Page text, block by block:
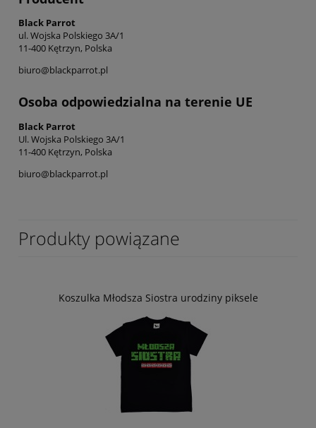
Black Parrot
ul. Wojska Polskiego 3A/1
11-400 Kętrzyn, Polska
biuro@blackparrot.pl
Osoba odpowiedzialna na terenie UE
Black Parrot
Ul. Wojska Polskiego 3A/1
11-400 Kętrzyn, Polska
biuro@blackparrot.pl
Produkty powiązane
Koszulka Młodsza Siostra urodziny piksele